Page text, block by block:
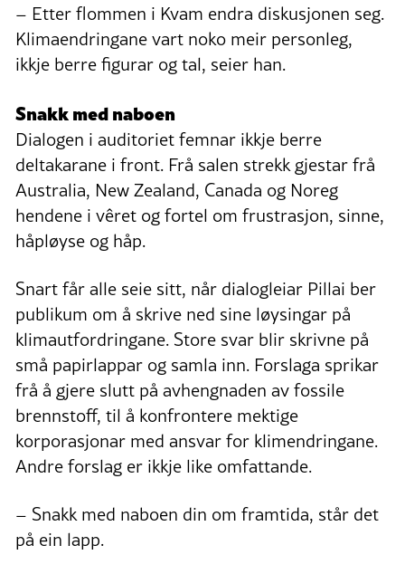
– Etter flommen i Kvam endra diskusjonen seg.
Klimaendringane vart noko meir personleg,
ikkje berre figurar og tal, seier han.
Snakk med naboen
Dialogen i auditoriet femnar ikkje berre
deltakarane i front. Frå salen strekk gjestar frå
Australia, New Zealand, Canada og Noreg
hendene i vêret og fortel om frustrasjon, sinne,
håpløyse og håp.
Snart får alle seie sitt, når dialogleiar Pillai ber
publikum om å skrive ned sine løysingar på
klimautfordringane. Store svar blir skrivne på
små papirlappar og samla inn. Forslaga sprikar
frå å gjere slutt på avhengnaden av fossile
brennstoff, til å konfrontere mektige
korporasjonar med ansvar for klimendringane.
Andre forslag er ikkje like omfattande.
– Snakk med naboen din om framtida, står det
på ein lapp.